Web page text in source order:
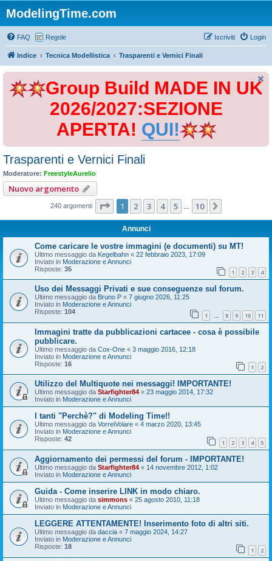
ModelingTime.com
FAQ Regole Login
Iscriviti
Indice Tecnica Modellistica Trasparenti e Vernici Finali
Group Build MADE IN UK
2026/2027:SEZIONE
APERTA! QUI!
Trasparenti e Vernici Finali
Moderatore: FreestyleAurelio
Nuovo argomento
240 argomenti Pagina di 10
1 2 3 4 5 10
Annunci
Come caricare le vostre immagini (e documenti) su MT!
Ultimo messaggio da Kegelbahn « 22 febbraio 2023, 17:09
Inviato in Moderazione e Annunci
Risposte: 35 1 2 3 4
Uso dei Messaggi Privati e sue conseguenze sul forum.
Ultimo messaggio da Bruno P « 7 giugno 2026, 11:25
Inviato in Moderazione e Annunci
Risposte: 104 1 … 8 9 10 11
Immagini tratte da pubblicazioni cartacee - cosa è possibile
pubblicare.
Ultimo messaggio da Cox-One « 3 maggio 2016, 12:18
Inviato in Moderazione e Annunci
Risposte: 16 1 2
Utilizzo del Multiquote nei messaggi! IMPORTANTE!
Ultimo messaggio da Starfighter84 « 23 maggio 2014, 17:32
Inviato in Moderazione e Annunci
I tanti "Perchè?" di Modeling Time!!
Ultimo messaggio da VorreiVolare « 4 marzo 2020, 13:45
Inviato in Moderazione e Annunci
Risposte: 42 1 2 3 4 5
Aggiornamento dei permessi del forum - IMPORTANTE!
Ultimo messaggio da Starfighter84 « 14 novembre 2012, 1:02
Inviato in Moderazione e Annunci
Guida - Come inserire LINK in modo chiaro.
Ultimo messaggio da simmons « 25 agosto 2010, 11:18
Inviato in Moderazione e Annunci
LEGGERE ATTENTAMENTE! Inserimento foto di altri siti.
Ultimo messaggio da daccia « 7 maggio 2024, 14:27
Inviato in Moderazione e Annunci
Risposte: 18 1 2